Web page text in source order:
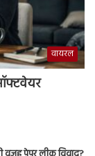
वायरल